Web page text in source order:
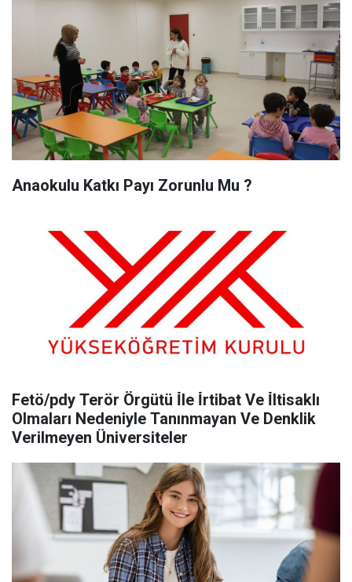
Anaokulu Katkı Payı Zorunlu Mu ?
Fetö/pdy Terör Örgütü İ̇le İ̇rtibat Ve İ̇ltisaklı
Olmaları Nedeniyle Tanınmayan Ve Denklik
Verilmeyen Üniversiteler